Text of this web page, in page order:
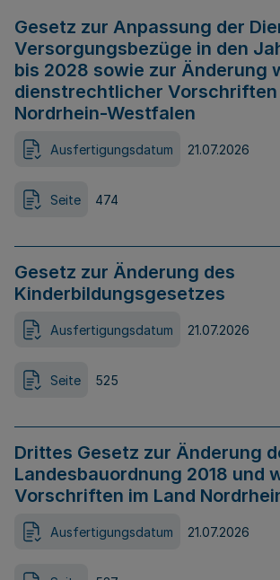
Gesetz zur Anpassung der
Versorgungsbezüge in den
bis 2028 sowie zur Änderung
dienstrechtlicher Vorschriften
Nordrhein-Westfalen
Ausfertigungsdatum 21.07.2026
Seite 474
Gesetz zur Änderung des
Kinderbildungsgesetzes
Ausfertigungsdatum 21.07.2026
Seite 525
Drittes Gesetz zur Änderung
Landesbauordnung 2018 und
Vorschriften im Land
Ausfertigungsdatum 21.07.2026